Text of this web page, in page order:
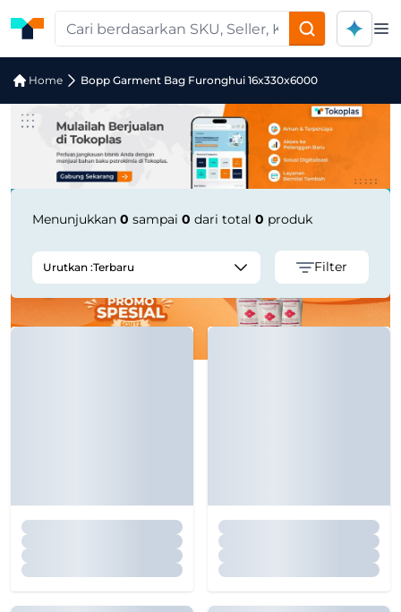
Home Bopp Garment Bag Furonghui 16x330x6000
Jual Bopp Garment Bag Furonghui
Menunjukkan 0 sampai 0 dari total 0 produk
Urutkan :Terbaru Filter